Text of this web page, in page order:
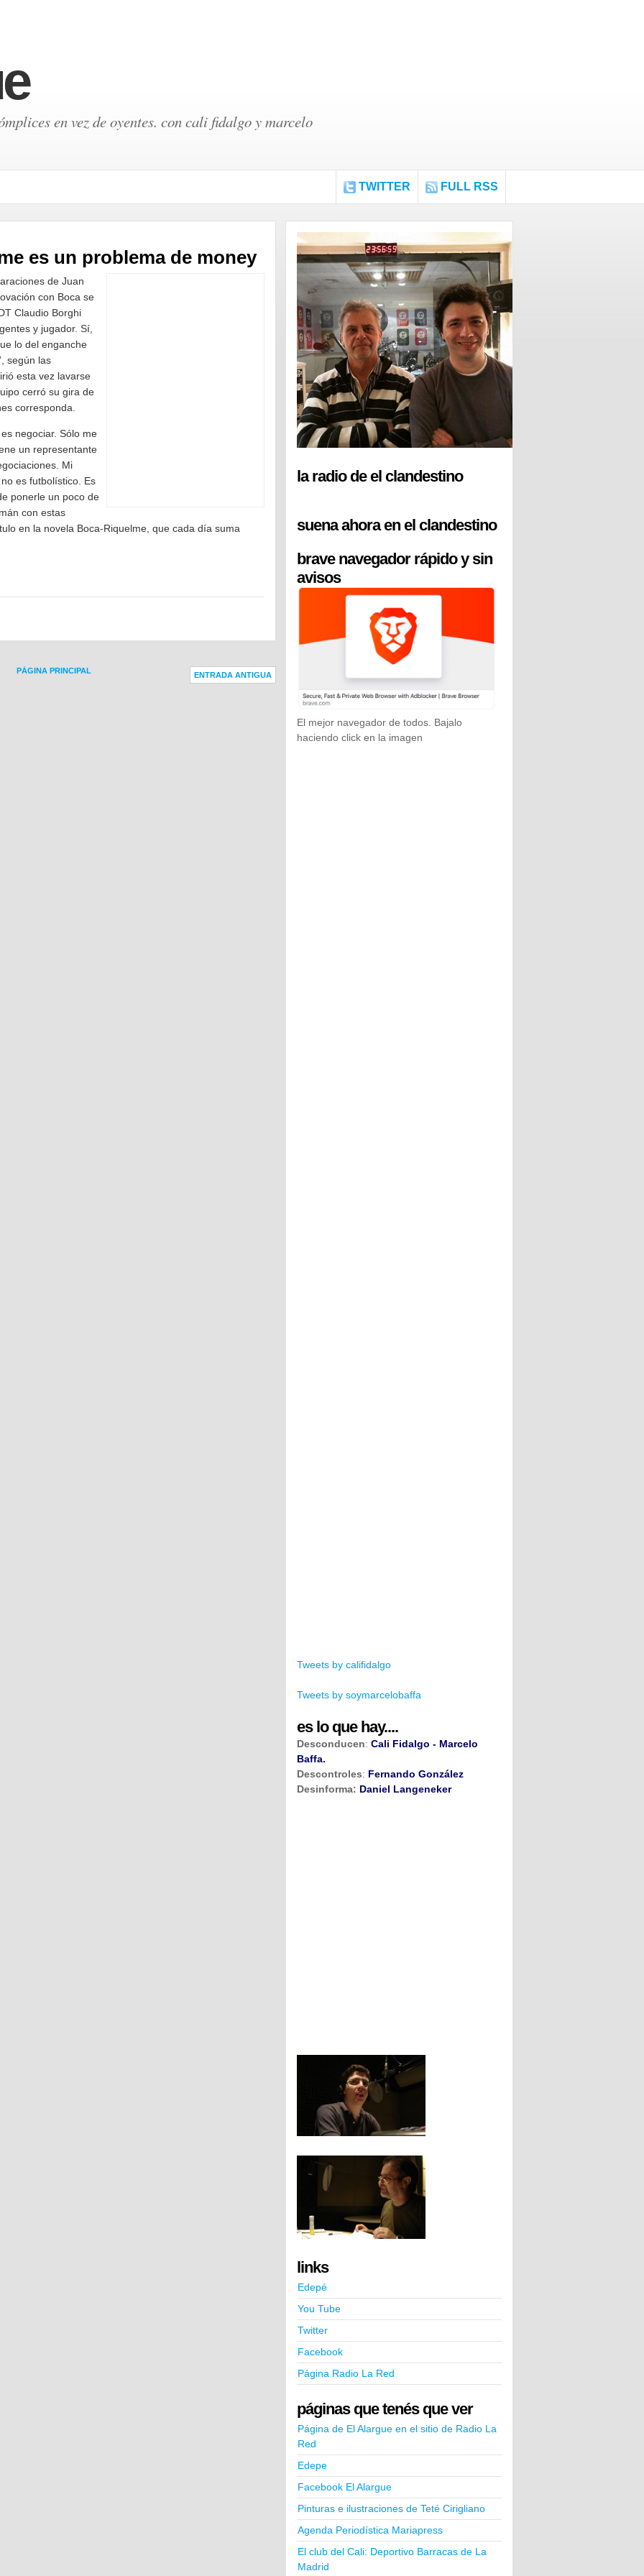
en vez de oyentes. con cali fidalgo y marcelo
TWITTER FULL RSS
es un problema de money
de Juan
con Boca se
Claudio Borghi
y jugador. Sí,
lo del enganche
según las
esta vez lavarse
cerró su gira de
corresponda.
negociar. Sólo me
un representante
Mi
es futbolístico. Es
ponerle un poco de
con estas
en la novela Boca-Riquelme, que cada día suma
ENTRADA ANTIGUA
PÁGINA PRINCIPAL
la radio de el clandestino
suena ahora en el clandestino
brave navegador rápido y sin
avisos
El mejor navegador de todos. Bajalo
haciendo click en la imagen
Tweets by califidalgo
Tweets by soymarcelobaffa
es lo que hay....
Desconducen: Cali Fidalgo - Marcelo
Baffa.
Descontroles: Fernando González
Desinforma: Daniel Langeneker
links
Edepé
You Tube
Twitter
Facebook
Página Radio La Red
páginas que tenés que ver
Página de El Alargue en el sitio de Radio La
Red
Edepe
Facebook El Alargue
Pinturas e ilustraciones de Teté Cirigliano
Agenda Periodística Mariapress
El club del Cali: Deportivo Barracas de La
Madrid